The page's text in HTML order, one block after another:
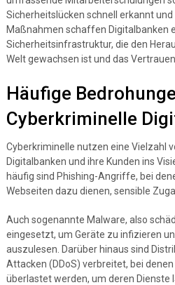
Sicherheitslücken schnell erkannt
Maßnahmen schaffen Digitalbanken
Sicherheitsinfrastruktur, die den
Welt gewachsen ist und das
Häufige
Cyberkriminelle
Cyberkriminelle nutzen eine Vielzahl
Digitalbanken und ihre Kunden ins
häufig sind Phishing-Angriffe, bei
Webseiten dazu dienen, sensible
Auch sogenannte Malware, also
eingesetzt, um Geräte zu infizieren
auszulesen. Darüber hinaus sind
Attacken (DDoS) verbreitet, bei
überlastet werden, um deren Dienste